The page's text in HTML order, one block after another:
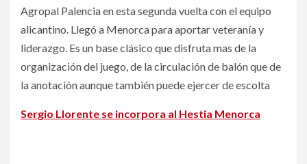
Agropal Palencia en esta segunda vuelta con el equipo
alicantino. Llegó a Menorca para aportar veteranía y
liderazgo. Es un base clásico que disfruta mas de la
organización del juego, de la circulación de balón que de
la anotación aunque también puede ejercer de escolta
Sergio Llorente se incorpora al Hestia Menorca